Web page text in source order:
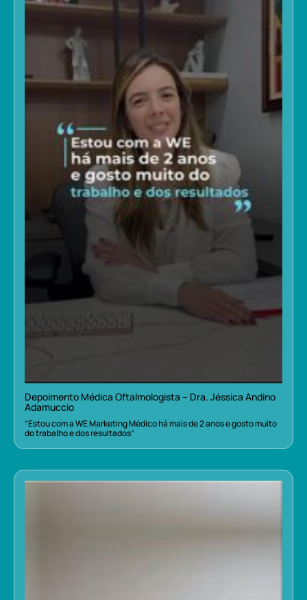
Depoimento Médica Oftalmologista – Dra. Jéssica Andino
Adamuccio
“Estou com a WE Marketing Médico há mais de 2 anos e gosto muito
do trabalho e dos resultados”